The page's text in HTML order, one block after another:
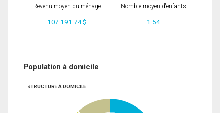
Revenu moyen du ménage
107 191.74 $
Nombre moyen d'enfants
1.54
Population à domicile
STRUCTURE À DOMICILE